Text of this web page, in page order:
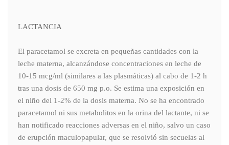
LACTANCIA
El paracetamol se excreta en pequeñas cantidades con la
leche materna, alcanzándose concentraciones en leche de
10-15 mcg/ml (similares a las plasmáticas) al cabo de 1-2 h
tras una dosis de 650 mg p.o. Se estima una exposición en
el niño del 1-2% de la dosis materna. No se ha encontrado
paracetamol ni sus metabolitos en la orina del lactante, ni se
han notificado reacciones adversas en el niño, salvo un caso
de erupción maculopapular, que se resolvió sin secuelas al